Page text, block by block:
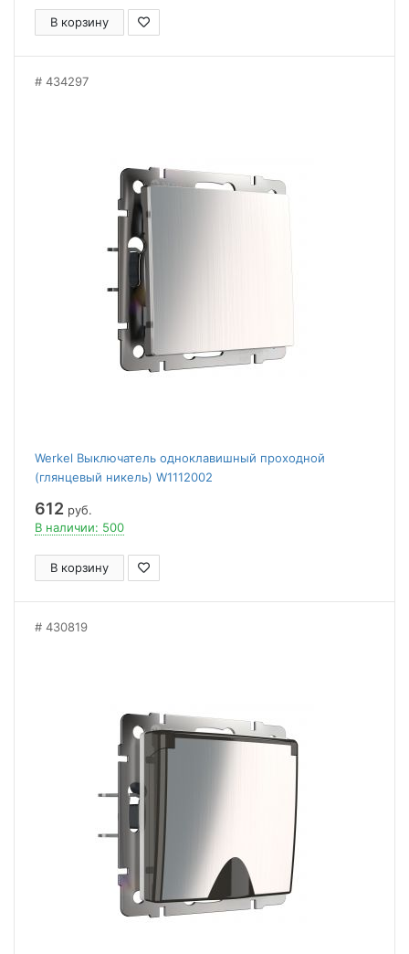
В корзину
434297
Werkel Выключатель одноклавишный проходной
(глянцевый никель) W1112002
612 руб.
В наличии: 500
В корзину
430819